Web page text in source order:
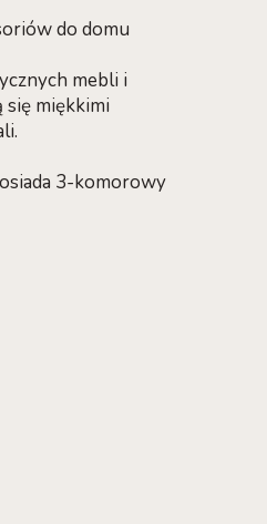
do domu
mebli i
miękkimi
3-komorowy